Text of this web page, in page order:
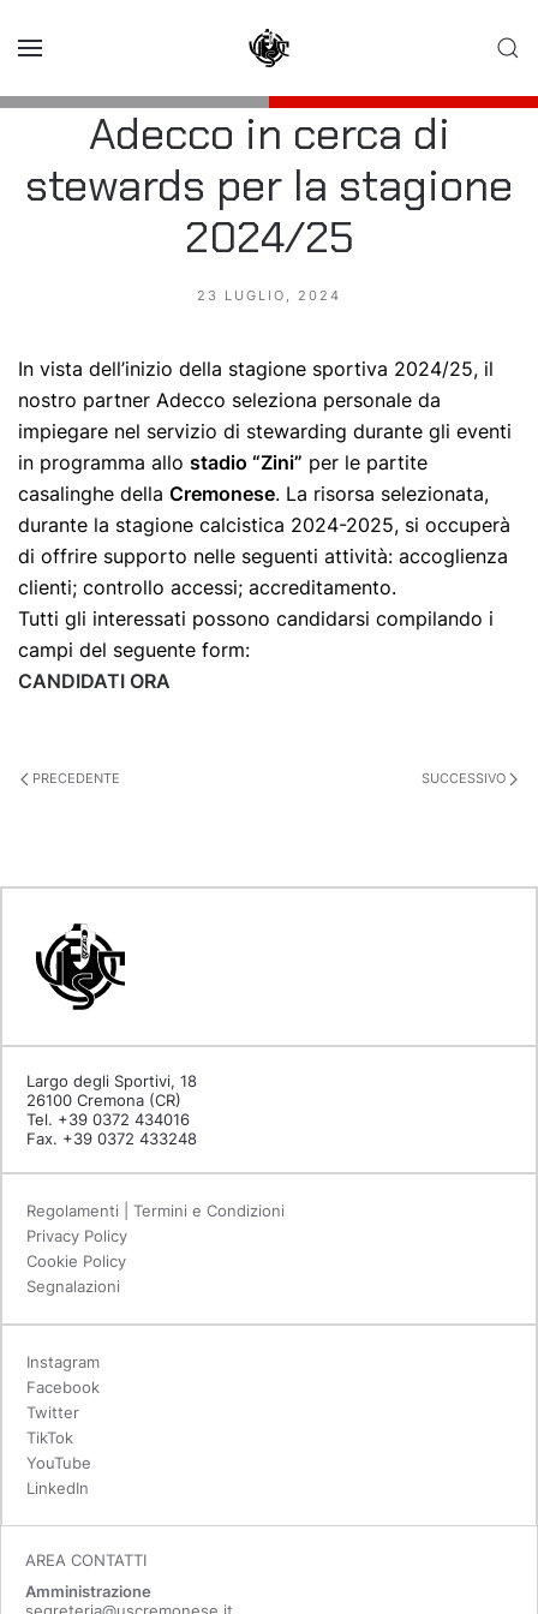
Adecco in cerca di
stewards per la stagione
2024/25
23 LUGLIO, 2024
In vista dell’inizio della stagione sportiva 2024/25, il
nostro partner Adecco seleziona personale da
impiegare nel servizio di stewarding durante gli eventi
in programma allo stadio “Zini” per le partite
casalinghe della Cremonese. La risorsa selezionata,
durante la stagione calcistica 2024-2025, si occuperà
di offrire supporto nelle seguenti attività: accoglienza
clienti; controllo accessi; accreditamento.
Tutti gli interessati possono candidarsi compilando i
campi del seguente form:
CANDIDATI ORA
PRECEDENTE SUCCESSIVO
Largo degli Sportivi, 18
26100 Cremona (CR)
Tel. +39 0372 434016
Fax. +39 0372 433248
Regolamenti | Termini e Condizioni
Privacy Policy
Cookie Policy
Segnalazioni
Instagram
Facebook
Twitter
TikTok
YouTube
LinkedIn
AREA CONTATTI
Amministrazione